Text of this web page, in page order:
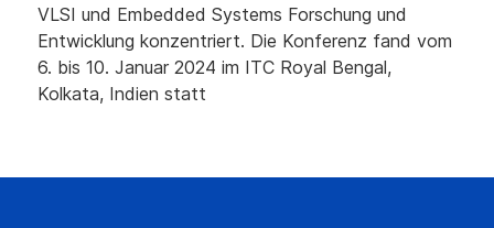
VLSI und Embedded Systems Forschung und
Entwicklung konzentriert. Die Konferenz fand vom
6. bis 10. Januar 2024 im ITC Royal Bengal,
Kolkata, Indien statt